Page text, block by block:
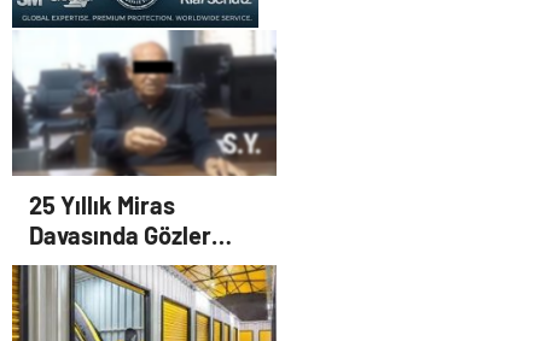
UETDS Nedir ? Uetds.com
İle Akıllı Dijital Taşımacılık
Yazılımı
25 Yıllık Miras
Davasında Gözler
Temmuz Ayındaki
Karar Duruşmasına
Çevrildi